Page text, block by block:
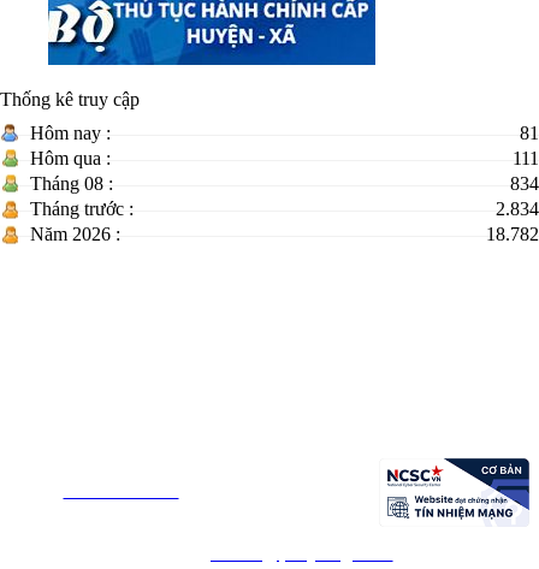
Thống kê truy cập
Hôm nay :
81
Hôm qua :
111
Tháng 08 :
834
Tháng trước :
2.834
Năm 2026 :
18.782